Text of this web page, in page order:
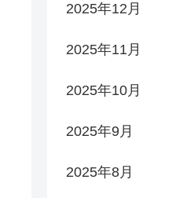
2025年12月
2025年11月
2025年10月
2025年9月
2025年8月